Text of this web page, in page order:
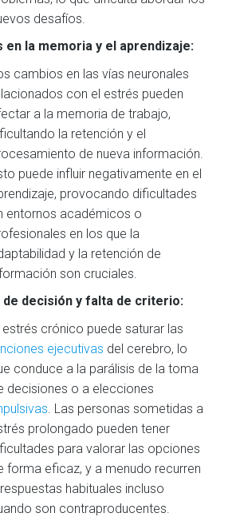
desafíos.
en la memoria y el aprendizaje:
cambios en las vías neuronales
con el estrés pueden
a la memoria de trabajo,
la retención y el
de nueva información.
puede influir negativamente en el
provocando dificultades
entornos académicos o
en los que la
y la retención de
son cruciales.
de decisión y falta de criterio:
estrés crónico puede saturar las
ejecutivas del cerebro, lo
conduce a la parálisis de la toma
decisiones o a elecciones
. Las personas sometidas a
prolongado pueden tener
para valorar las opciones
forma eficaz, y a menudo recurren
habituales incluso
son contraproducentes.